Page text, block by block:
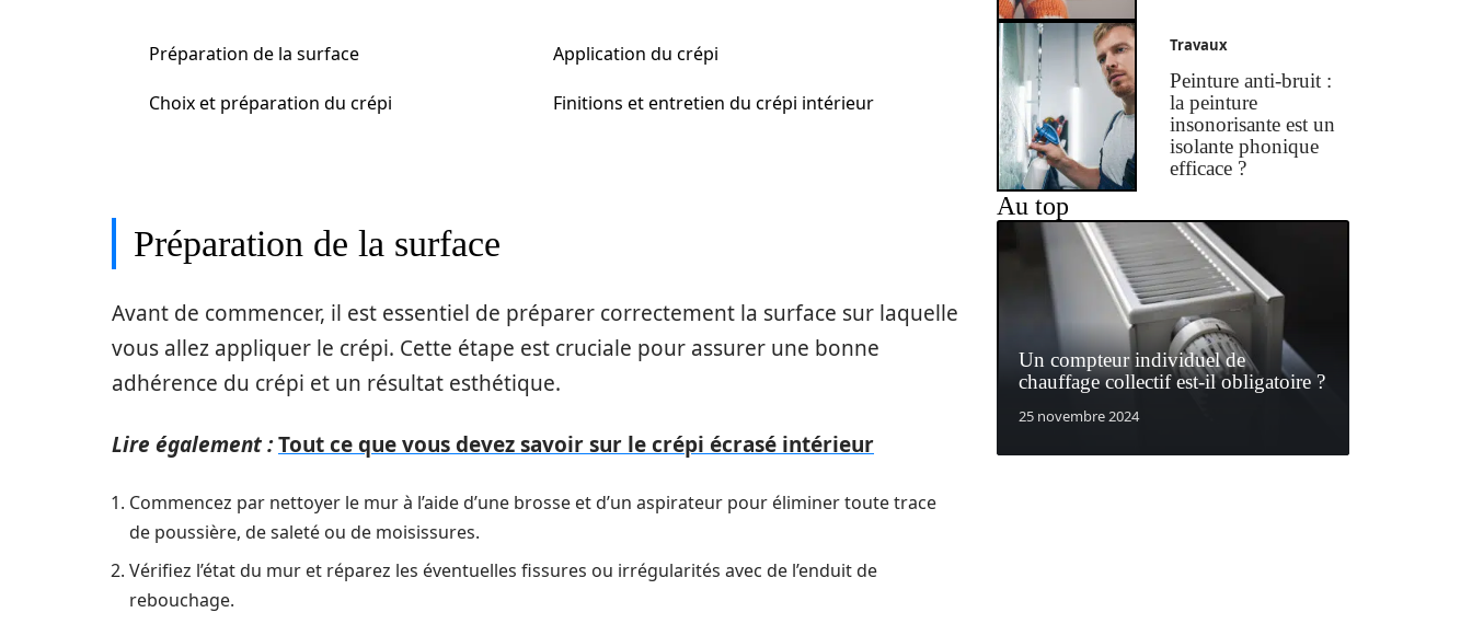
Préparation de la surface
Choix et préparation du crépi
Application du crépi
Finitions et entretien du crépi intérieur
Préparation de la surface
Avant de commencer, il est essentiel de préparer correctement la surface sur laquelle
vous allez appliquer le crépi. Cette étape est cruciale pour assurer une bonne
adhérence du crépi et un résultat esthétique.
Lire également :Tout ce que vous devez savoir sur le crépi écrasé intérieur
Commencez par nettoyer le mur à l’aide d’une brosse et d’un aspirateur pour éliminer toute trace
de poussière, de saleté ou de moisissures.
Vérifiez l’état du mur et réparez les éventuelles fissures ou irrégularités avec de l’enduit de
rebouchage.
Travaux
Peinture anti-bruit :
la peinture
insonorisante est un
isolante phonique
efficace ?
Au top
Un compteur individuel de
chauffage collectif est-il obligatoire ?
25 novembre 2024